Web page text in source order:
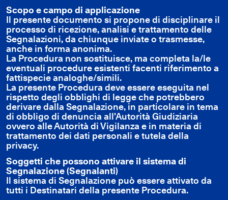
Scopo e campo di applicazione
Il presente documento si propone di disciplinare il
processo di ricezione, analisi e trattamento delle
Segnalazioni, da chiunque inviate o trasmesse,
anche in forma anonima.
La Procedura non sostituisce, ma completa la/le
eventuali procedure esistenti facenti riferimento a
fattispecie analoghe/simili.
La presente Procedura deve essere eseguita nel
rispetto degli obblighi di legge che potrebbero
derivare dalla Segnalazione, in particolare in tema
di obbligo di denuncia all’Autorità Giudiziaria
ovvero alle Autorità di Vigilanza e in materia di
trattamento dei dati personali e tutela della
privacy.
Soggetti che possono attivare il sistema di
Segnalazione (Segnalanti)
Il sistema di Segnalazione può essere attivato da
tutti i Destinatari della presente Procedura.